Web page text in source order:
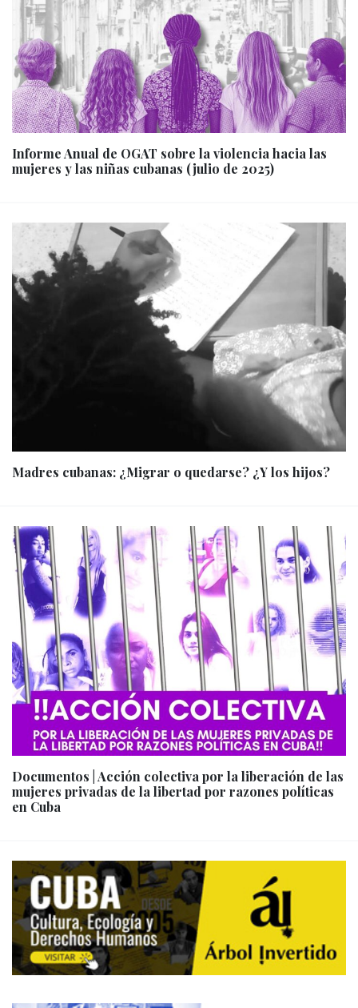
Informe Anual de OGAT sobre la violencia hacia las
mujeres y las niñas cubanas (julio de 2025)
Madres cubanas: ¿Migrar o quedarse? ¿Y los hijos?
Documentos | Acción colectiva por la liberación de las
mujeres privadas de la libertad por razones políticas
en Cuba